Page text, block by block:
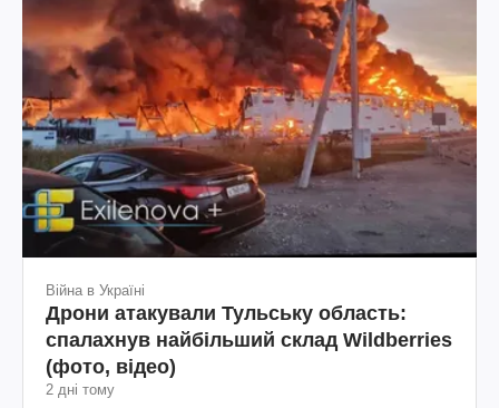
Війна в Україні
Дрони атакували Тульську область:
спалахнув найбільший склад Wildberries
(фото, відео)
2 дні тому